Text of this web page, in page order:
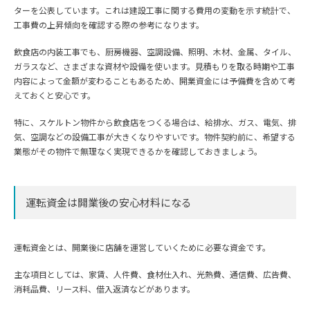
ターを公表しています。これは建設工事に関する費用の変動を示す統計で、
工事費の上昇傾向を確認する際の参考になります。
飲食店の内装工事でも、厨房機器、空調設備、照明、木材、金属、タイル、
ガラスなど、さまざまな資材や設備を使います。見積もりを取る時期や工事
内容によって金額が変わることもあるため、開業資金には予備費を含めて考
えておくと安心です。
特に、スケルトン物件から飲食店をつくる場合は、給排水、ガス、電気、排
気、空調などの設備工事が大きくなりやすいです。物件契約前に、希望する
業態がその物件で無理なく実現できるかを確認しておきましょう。
運転資金は開業後の安心材料になる
運転資金とは、開業後に店舗を運営していくために必要な資金です。
主な項目としては、家賃、人件費、食材仕入れ、光熱費、通信費、広告費、
消耗品費、リース料、借入返済などがあります。